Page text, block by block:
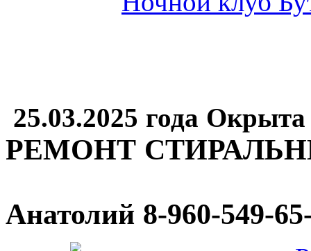
25.03.2025 года
РЕМОНТ
Анатолий 8-960-549-